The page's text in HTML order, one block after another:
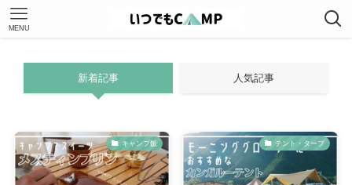
MENU
新着記事 人気記事
キャンプ飯 テント・タープ